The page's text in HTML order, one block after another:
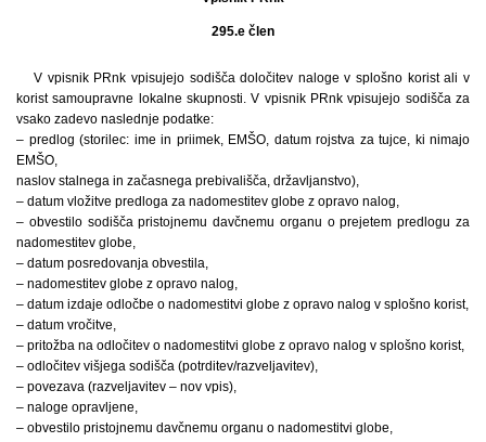
295.e člen
V vpisnik PRnk vpisujejo sodišča določitev naloge v splošno korist ali v
korist samoupravne lokalne skupnosti. V vpisnik PRnk vpisujejo sodišča za
vsako zadevo naslednje podatke:
– predlog (storilec: ime in priimek, EMŠO, datum rojstva za tujce, ki nimajo
EMŠO,
naslov stalnega in začasnega prebivališča, državljanstvo),
– datum vložitve predloga za nadomestitev globe z opravo nalog,
– obvestilo sodišča pristojnemu davčnemu organu o prejetem predlogu za
nadomestitev globe,
– datum posredovanja obvestila,
– nadomestitev globe z opravo nalog,
– datum izdaje odločbe o nadomestitvi globe z opravo nalog v splošno korist,
– datum vročitve,
– pritožba na odločitev o nadomestitvi globe z opravo nalog v splošno korist,
– odločitev višjega sodišča (potrditev/razveljavitev),
– povezava (razveljavitev – nov vpis),
– naloge opravljene,
– obvestilo pristojnemu davčnemu organu o nadomestitvi globe,